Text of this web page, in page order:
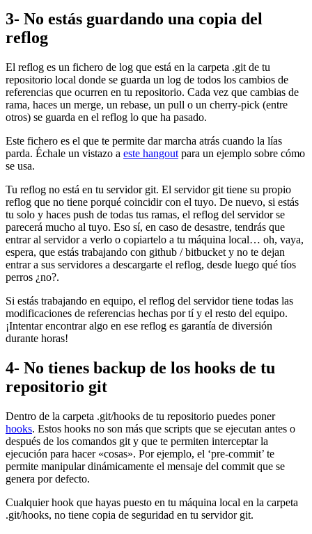
3- No estás guardando una copia del
reflog
El reflog es un fichero de log que está en la carpeta .git de tu
repositorio local donde se guarda un log de todos los cambios de
referencias que ocurren en tu repositorio. Cada vez que cambias de
rama, haces un merge, un rebase, un pull o un cherry-pick (entre
otros) se guarda en el reflog lo que ha pasado.
Este fichero es el que te permite dar marcha atrás cuando la lías
parda. Échale un vistazo a este hangout para un ejemplo sobre cómo
se usa.
Tu reflog no está en tu servidor git. El servidor git tiene su propio
reflog que no tiene porqué coincidir con el tuyo. De nuevo, si estás
tu solo y haces push de todas tus ramas, el reflog del servidor se
parecerá mucho al tuyo. Eso sí, en caso de desastre, tendrás que
entrar al servidor a verlo o copiartelo a tu máquina local… oh, vaya,
espera, que estás trabajando con github / bitbucket y no te dejan
entrar a sus servidores a descargarte el reflog, desde luego qué tíos
perros ¿no?.
Si estás trabajando en equipo, el reflog del servidor tiene todas las
modificaciones de referencias hechas por tí y el resto del equipo.
¡Intentar encontrar algo en ese reflog es garantía de diversión
durante horas!
4- No tienes backup de los hooks de tu
repositorio git
Dentro de la carpeta .git/hooks de tu repositorio puedes poner
hooks. Estos hooks no son más que scripts que se ejecutan antes o
después de los comandos git y que te permiten interceptar la
ejecución para hacer «cosas». Por ejemplo, el ‘pre-commit’ te
permite manipular dinámicamente el mensaje del commit que se
genera por defecto.
Cualquier hook que hayas puesto en tu máquina local en la carpeta
.git/hooks, no tiene copia de seguridad en tu servidor git.